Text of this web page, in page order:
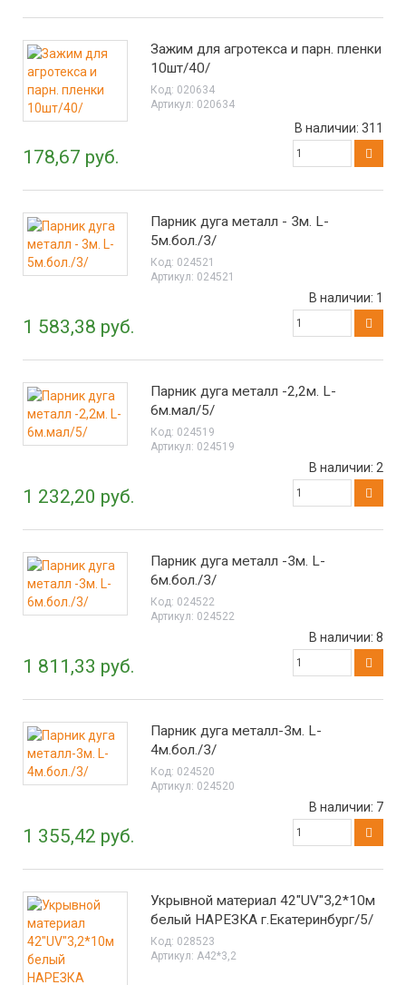
Зажим для агротекса и парн. пленки
10шт/40/
Код: 020634
Артикул: 020634
178,67 руб.
В наличии: 311
Парник дуга металл - 3м. L-
5м.бол./3/
Код: 024521
Артикул: 024521
1 583,38 руб.
В наличии: 1
Парник дуга металл -2,2м. L-
6м.мал/5/
Код: 024519
Артикул: 024519
1 232,20 руб.
В наличии: 2
Парник дуга металл -3м. L-
6м.бол./3/
Код: 024522
Артикул: 024522
1 811,33 руб.
В наличии: 8
Парник дуга металл-3м. L-
4м.бол./3/
Код: 024520
Артикул: 024520
1 355,42 руб.
В наличии: 7
Укрывной материал 42"UV"3,2*10м
белый НАРЕЗКА г.Екатеринбург/5/
Код: 028523
Артикул: А42*3,2